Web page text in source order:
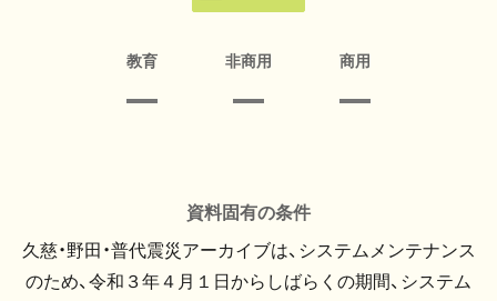
教育 非商用 商用
資料固有の条件
久慈・野田・普代震災アーカイブは、システムメンテナンス
のため、令和３年４月１日からしばらくの期間、システム